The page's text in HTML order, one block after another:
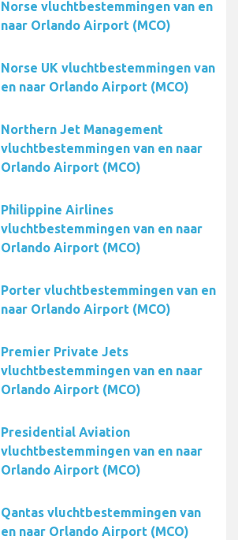
Norse vluchtbestemmingen van en
naar Orlando Airport (MCO)
Norse UK vluchtbestemmingen van
en naar Orlando Airport (MCO)
Northern Jet Management
vluchtbestemmingen van en naar
Orlando Airport (MCO)
Philippine Airlines
vluchtbestemmingen van en naar
Orlando Airport (MCO)
Porter vluchtbestemmingen van en
naar Orlando Airport (MCO)
Premier Private Jets
vluchtbestemmingen van en naar
Orlando Airport (MCO)
Presidential Aviation
vluchtbestemmingen van en naar
Orlando Airport (MCO)
Qantas vluchtbestemmingen van
en naar Orlando Airport (MCO)